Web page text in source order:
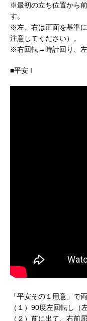
※最初の立ち位置から
す。
※左、右は正面を基準
注意してください）。
※右回転→時計回り、
■平安 I
「平安その１用意」で
（１）90度左回転し（
（２）前に出て、右前